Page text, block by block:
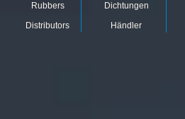
Rubbers
Distributors
Dichtungen
Händler